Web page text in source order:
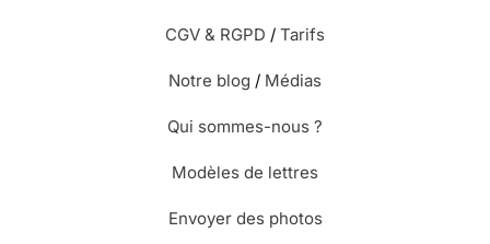
CGV & RGPD / Tarifs
Notre blog / Médias
Qui sommes-nous ?
Modèles de lettres
Envoyer des photos